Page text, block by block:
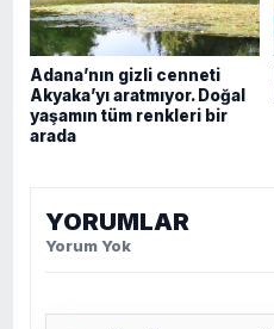
Adana’nın gizli cenneti
Akyaka’yı aratmıyor. Doğal
yaşamın tüm renkleri bir
arada
YORUMLAR
Yorum Yok